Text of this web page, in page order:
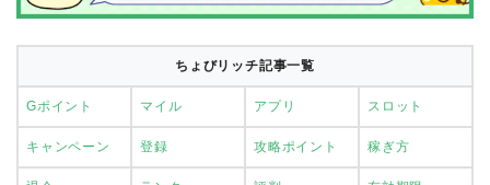
ちょびリッチ記事一覧
Gポイント マイル アプリ スロット
キャンペーン 登録 攻略ポイント 稼ぎ方